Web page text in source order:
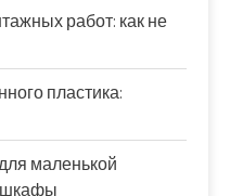
работ: как не
пластика:
маленькой
шкафы